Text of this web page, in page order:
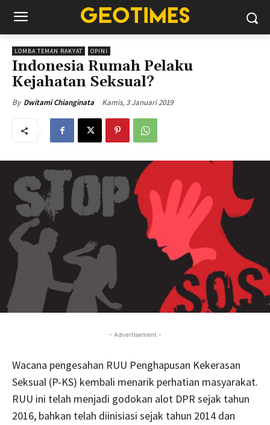
LOMBA TEMAN RAKYAT OPINI
Indonesia Rumah Pelaku
Kejahatan Seksual?
By Dwitami Chianginata Kamis, 3 Januari 2019
- Advertisement -
Wacana pengesahan RUU Penghapusan Kekerasan
Seksual (P-KS) kembali menarik perhatian masyarakat.
RUU ini telah menjadi godokan alot DPR sejak tahun
2016, bahkan telah diinisiasi sejak tahun 2014 dan